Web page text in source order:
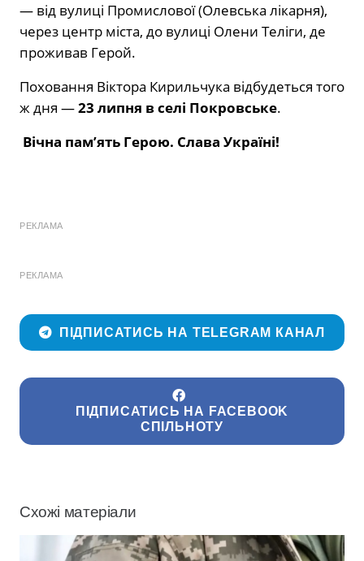
— від вулиці Промислової (Олевська лікарня),
через центр міста, до вулиці Олени Теліги, де
проживав Герой.
Поховання Віктора Кирильчука відбудеться того
ж дня —23 липня в селі Покровське.
Вічна памʼять Герою. Слава Україні!
РЕКЛАМА
РЕКЛАМА
ПІДПИСАТИСЬ НА TELEGRAM КАНАЛ
ПІДПИСАТИСЬ НА FACEBOOK
СПІЛЬНОТУ
Схожі матеріали